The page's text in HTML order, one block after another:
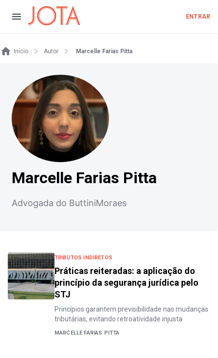
ENTRAR
Início Autor Marcelle Farias Pitta
Marcelle Farias Pitta
Advogada do ButtiniMoraes
TRIBUTOS INDIRETOS
Práticas reiteradas: a aplicação do
princípio da segurança jurídica pelo
STJ
Princípios garantem previsibilidade nas mudanças
tributárias, evitando retroatividade injusta
MARCELLE FARIAS PITTA